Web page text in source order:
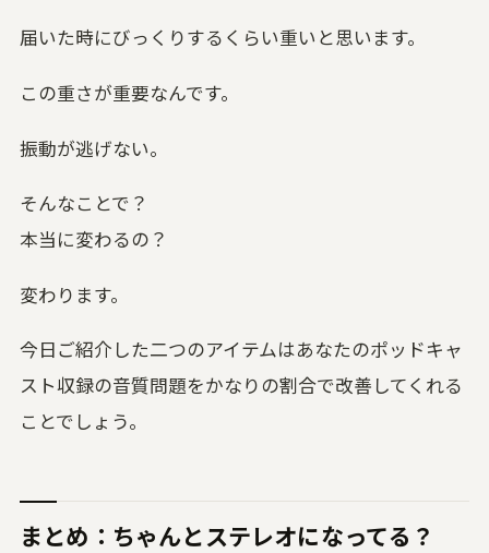
届いた時にびっくりするくらい重いと思います。
この重さが重要なんです。
振動が逃げない。
そんなことで？
本当に変わるの？
変わります。
今日ご紹介した二つのアイテムはあなたのポッドキャ
スト収録の音質問題をかなりの割合で改善してくれる
ことでしょう。
まとめ：ちゃんとステレオになってる？